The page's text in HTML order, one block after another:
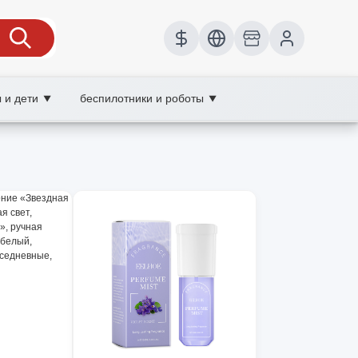
дети ▼ беспилотники и роботы ▼